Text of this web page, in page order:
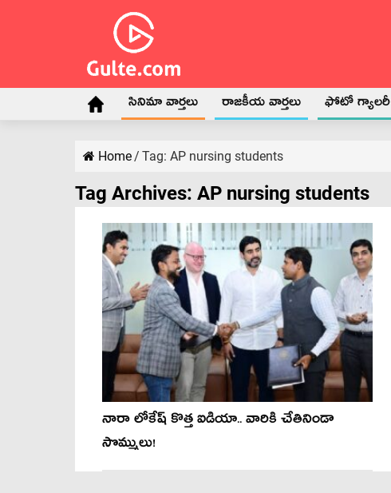
సినిమా వార్తలు రాజకీయ వార్తలు ఫోటో గ్యాలరీ
Home/ Tag: AP nursing students
Tag Archives: AP nursing students
నారా లోకేష్ కొత్త ఐడియా.. వారికి చేతినిండా
సొమ్ములు!